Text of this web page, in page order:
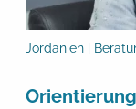
Jordanien |